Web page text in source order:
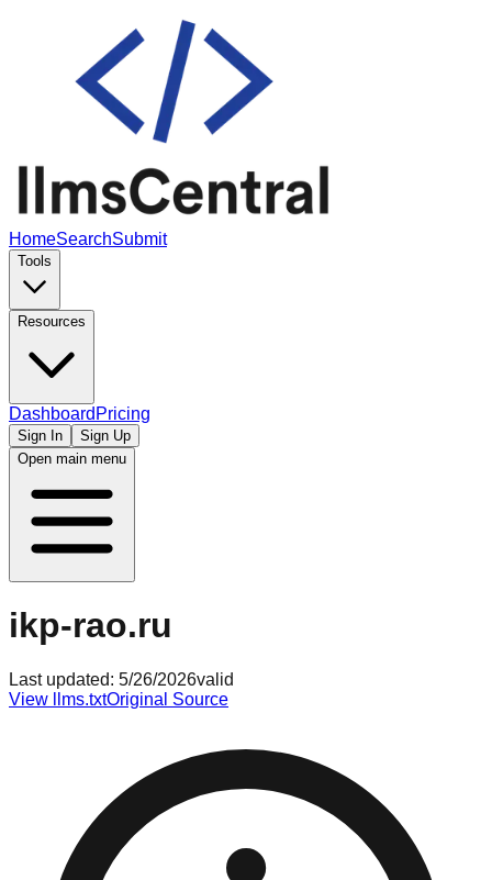
HomeSearchSubmit
Tools
Resources
Dashboard Pricing
Sign In
Sign Up
Open main menu
ikp-rao.ru
Last updated: 5/26/2026valid
View llms.txtOriginal Source